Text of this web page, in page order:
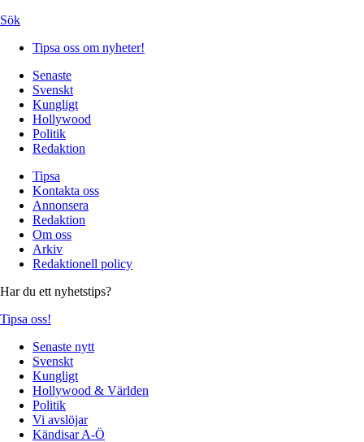
Sök
Tipsa oss om nyheter!
Senaste
Svenskt
Kungligt
Hollywood
Politik
Redaktion
Tipsa
Kontakta oss
Annonsera
Redaktion
Om oss
Arkiv
Redaktionell policy
Har du ett nyhetstips?
Tipsa oss!
Senaste nytt
Svenskt
Kungligt
Hollywood & Världen
Politik
Vi avslöjar
Kändisar A-Ö